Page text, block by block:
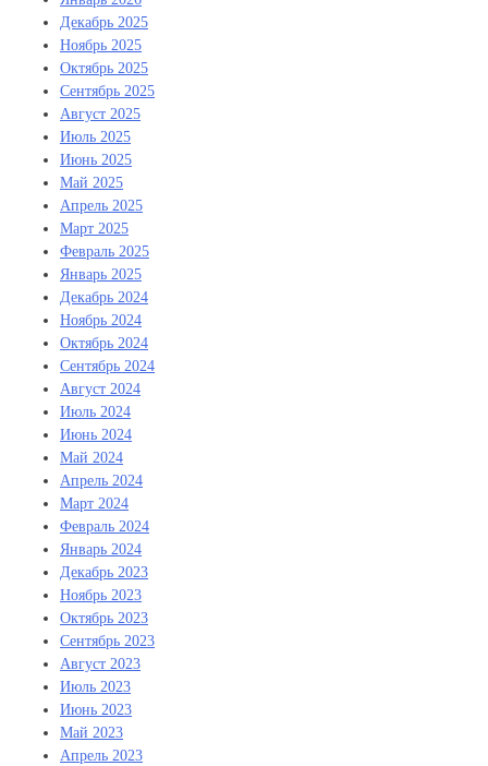
Декабрь 2025
Ноябрь 2025
Октябрь 2025
Сентябрь 2025
Август 2025
Июль 2025
Июнь 2025
Май 2025
Апрель 2025
Март 2025
Февраль 2025
Январь 2025
Декабрь 2024
Ноябрь 2024
Октябрь 2024
Сентябрь 2024
Август 2024
Июль 2024
Июнь 2024
Май 2024
Апрель 2024
Март 2024
Февраль 2024
Январь 2024
Декабрь 2023
Ноябрь 2023
Октябрь 2023
Сентябрь 2023
Август 2023
Июль 2023
Июнь 2023
Май 2023
Апрель 2023